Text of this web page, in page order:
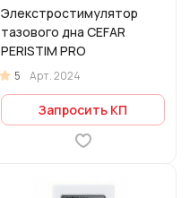
Элекстростимулятор
тазового дна CEFAR
PERISTIM PRO
5 Арт.2024
Запросить КП